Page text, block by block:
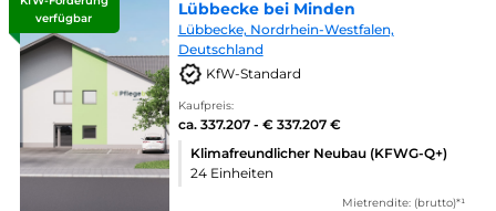
verfügbar
Lübbecke bei Minden
Lübbecke, Nordrhein-Westfalen,
Deutschland
KfW-Standard
Kaufpreis:
ca. 337.207 - € 337.207 €
Klimafreundlicher Neubau (KFWG-Q+)
24 Einheiten
Mietrendite: (brutto)*¹